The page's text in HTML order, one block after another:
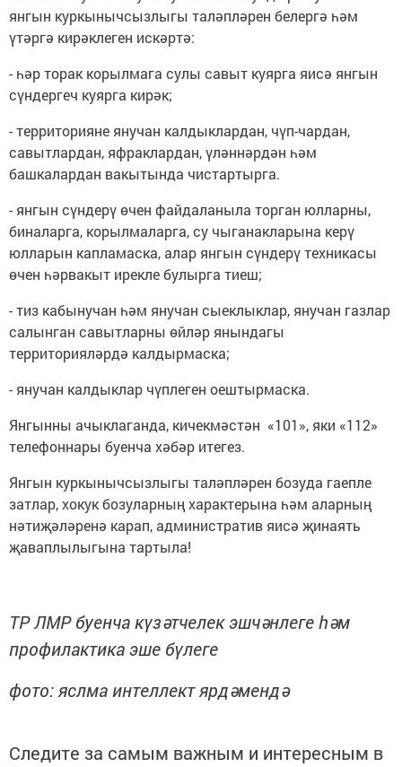
янгын куркынычсызлыгы таләпләрен белергә һәм
үтәргә кирәклеген искәртә:
- һәр торак корылмага сулы савыт куярга яисә янгын
сүндергеч куярга кирәк;
- территорияне янучан калдыклардан, чүп-чардан,
савытлардан, яфраклардан, үләннәрдән һәм
башкалардан вакытында чистартырга.
- янгын сүндерү өчен файдаланыла торган юлларны,
биналарга, корылмаларга, су чыганакларына керү
юлларын капламаска, алар янгын сүндерү техникасы
өчен һәрвакыт ирекле булырга тиеш;
- тиз кабынучан һәм янучан сыеклыклар, янучан газлар
салынган савытларны өйләр янындагы
территорияләрдә калдырмаска;
- янучан калдыклар чүплеген оештырмаска.
Янгынны ачыклаганда, кичекмәстән «101», яки «112»
телефоннары буенча хәбәр итегез.
Янгын куркынычсызлыгы таләпләрен бозуда гаепле
затлар, хокук бозуларның характерына һәм аларның
нәтиҗәләренә карап, административ яисә җинаять
җаваплылыгына тартыла!
ТР ЛМР буенча күзәтчелек эшчәнлеге һәм
профилактика эше бүлеге
фото: яслма интеллект ярдәмендә
Следите за самым важным и интересным в